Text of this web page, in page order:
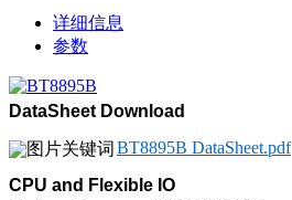
详细信息
参数
DataSheet Download
BT8895B DataSheet.pdf
CPU and Flexible IO